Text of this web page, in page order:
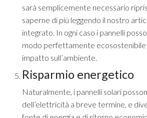
sarà semplicemente necessario
saperne di più leggendo il nostro
integrato . In ogni caso i pannelli
modo perfettamente ecosostenibile
impatto sull’ambiente.
Risparmio energetico
Naturalmente, i pannelli solari
dell’elettricità a breve termine, e